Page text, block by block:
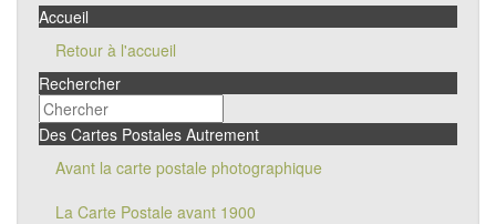
Accueil
Retour à l'accueil
Rechercher
Des Cartes Postales Autrement
Avant la carte postale photographique
La Carte Postale avant 1900